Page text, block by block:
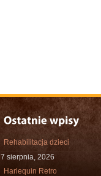
Rehabilitacja dzieci
7 sierpnia, 2026
Harlequin Retro